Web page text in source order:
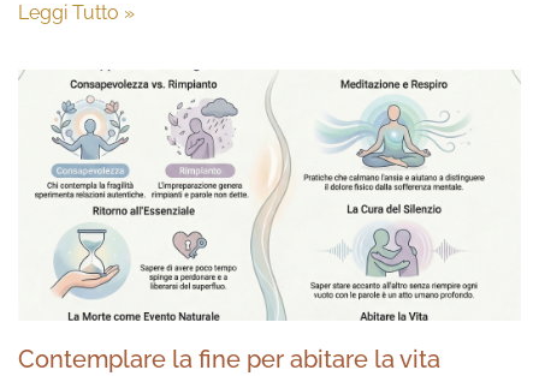
Leggi Tutto »
Contemplare la fine per abitare la vita